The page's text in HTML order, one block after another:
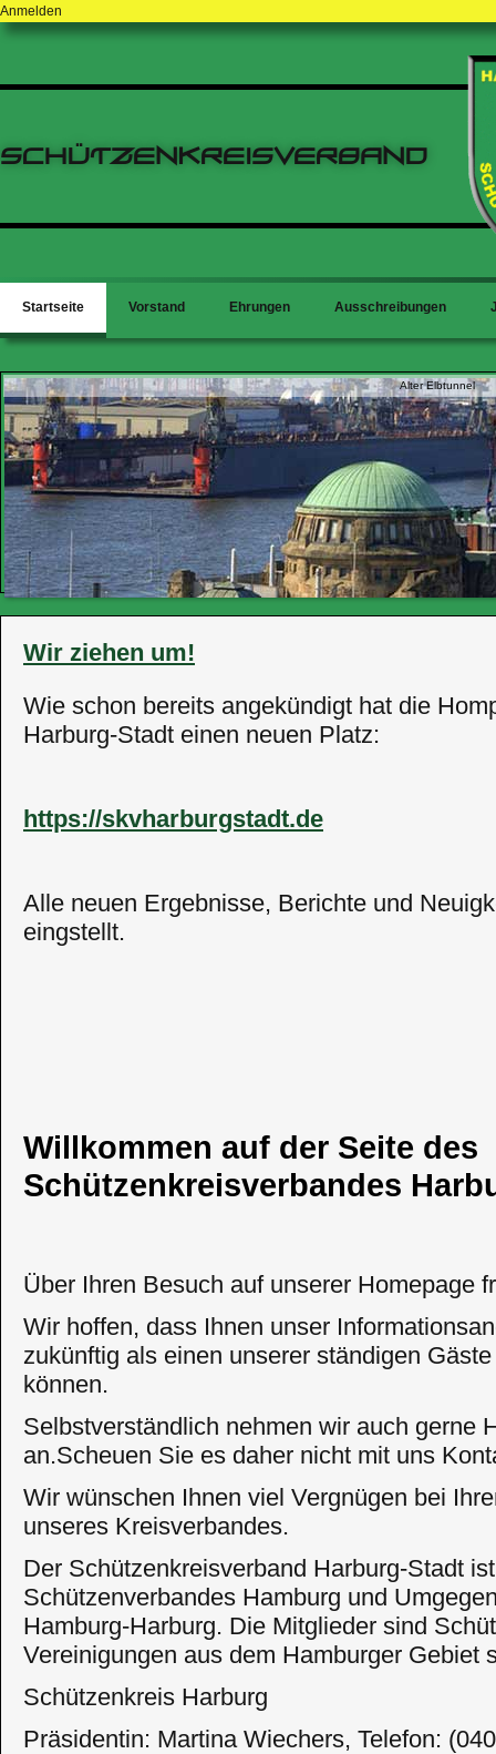
Anmelden
Schützenkreisverband
Startseite Vorstand Ehrungen Ausschreibungen
Alter Elbtunnel
Wir ziehen um!
Wie schon bereits angekündigt hat die
Harburg-Stadt einen neuen Platz:
https://skvharburgstadt.de
Alle neuen Ergebnisse, Berichte und
eingstellt.
Willkommen auf der Seite des
Schützenkreisverbandes
Über Ihren Besuch auf unserer Homepage
Wir hoffen, dass Ihnen unser
zukünftig als einen unserer ständigen
können.
Selbstverständlich nehmen wir auch gerne
an.Scheuen Sie es daher nicht mit uns
Wir wünschen Ihnen viel Vergnügen bei
unseres Kreisverbandes.
Der Schützenkreisverband Harburg-Stadt
Schützenverbandes Hamburg und
Hamburg-Harburg. Die Mitglieder sind
Vereinigungen aus dem Hamburger Gebiet
Schützenkreis Harburg
Präsidentin: Martina Wiechers, Telefon: